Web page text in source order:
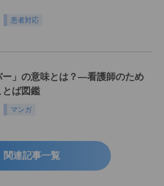
患者対応
ー」の意味とは？―看護師のため
とば図鑑
マンガ
関連記事一覧